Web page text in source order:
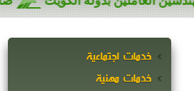
خدمات اجتماعية
خدمات مهنية